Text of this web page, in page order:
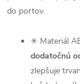
do portov.
✳ Materiál
dodatočnú
zlepšuje